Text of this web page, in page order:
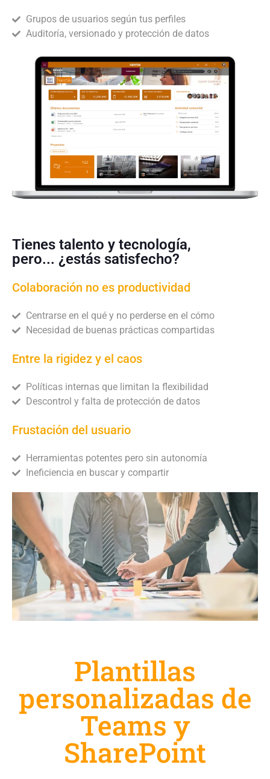
Grupos de usuarios según tus perfiles
Auditoría, versionado y protección de datos
Tienes talento y tecnología,
pero... ¿estás satisfecho?
Colaboración no es productividad
Centrarse en el qué y no perderse en el cómo
Necesidad de buenas prácticas compartidas
Entre la rigidez y el caos
Políticas internas que limitan la flexibilidad
Descontrol y falta de protección de datos
Frustación del usuario
Herramientas potentes pero sin autonomía
Ineficiencia en buscar y compartir
Plantillas
personalizadas de
Teams y
SharePoint